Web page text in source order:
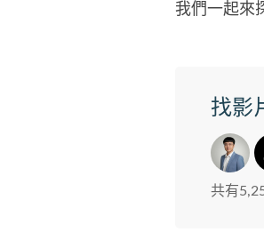
我們一起來
找影
共有